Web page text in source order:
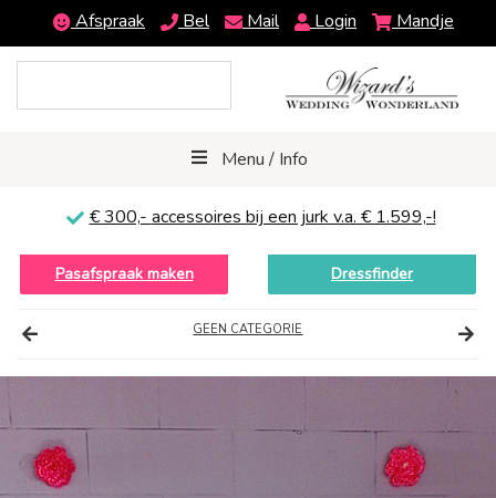
Afspraak Bel Mail Login Mandje
Menu / Info
€ 300,- accessoires bij een jurk v.a. € 1.599,-!
Pasafspraak maken Dressfinder
GEEN CATEGORIE